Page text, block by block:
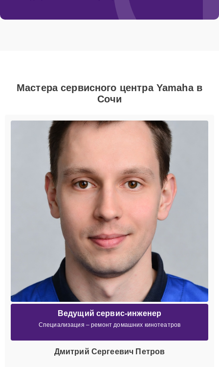
Мастера сервисного центра Yamaha в
Сочи
Ведущий сервис-инженер
Специализация – ремонт домашних кинотеатров
Дмитрий Сергеевич Петров